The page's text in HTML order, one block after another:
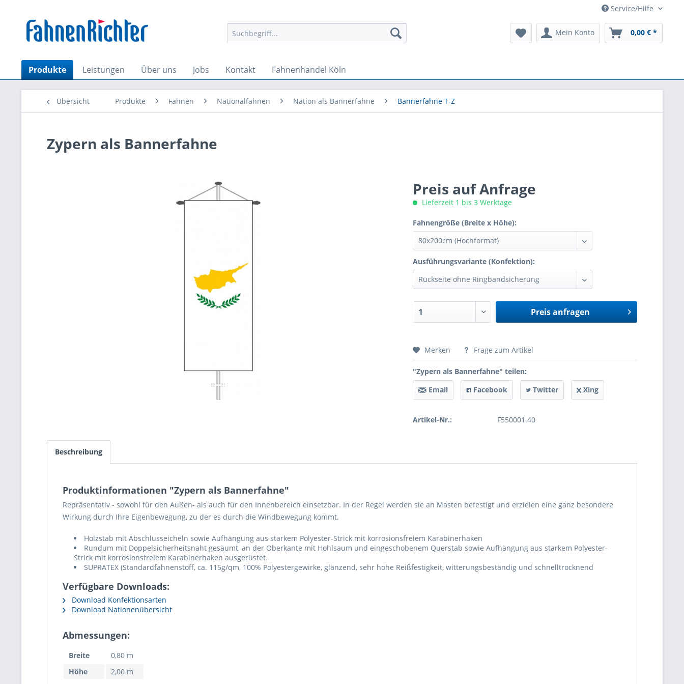
Service/Hilfe
Mein Konto 0,00 € *
Produkte Leistungen Über uns Jobs Kontakt Fahnenhandel Köln
Übersicht Produkte Fahnen Nationalfahnen Nation als Bannerfahne Bannerfahne T-Z
Zypern als Bannerfahne
Preis auf Anfrage
Lieferzeit 1 bis 3 Werktage
Fahnengröße (Breite x Höhe):
Ausführungsvariante (Konfektion):
Preis anfragen
Preis anfragen
Merken Frage zum Artikel
"Zypern als Bannerfahne" teilen:
Email
Facebook Twitter Xing
Artikel-Nr.: F550001.40
Beschreibung
Produktinformationen "Zypern als Bannerfahne"
Repräsentativ - sowohl für den Außen- als auch für den Innenbereich einsetzbar. In der Regel werden sie an Masten befestigt und erzielen eine ganz besondere
Wirkung durch Ihre Eigenbewegung, zu der es durch die Windbewegung kommt.
Holzstab mit Abschlusseicheln sowie Aufhängung aus starkem Polyester-Strick mit korrosionsfreiem Karabinerhaken
Rundum mit Doppelsicherheitsnaht gesäumt, an der Oberkante mit Hohlsaum und eingeschobenem Querstab sowie Aufhängung aus starkem Polyester-
Strick mit korrosionsfreiem Karabinerhaken ausgerüstet.
SUPRATEX (Standardfahnenstoff, ca. 115g/qm, 100% Polyestergewirke, glänzend, sehr hohe Reißfestigkeit, witterungsbeständig und schnelltrocknend
Verfügbare Downloads:
Download Konfektionsarten
Download Nationenübersicht
Abmessungen:
Breite
0,80 m
Höhe
2,00 m